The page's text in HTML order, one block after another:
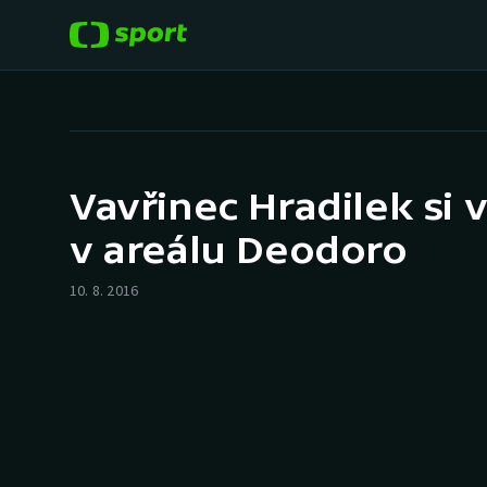
Hokej
Tenis
Baseball a softbal
Basketbal
Vavřinec Hradilek si
v areálu Deodoro
10. 8. 2016